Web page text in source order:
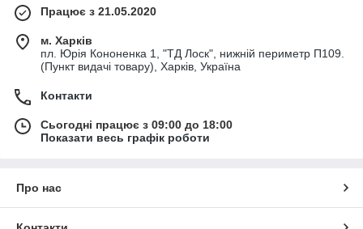
Працює з 21.05.2020
м. Харків
пл. Юрія Кононенка 1, "ТД Лоск", нижній периметр П109.
(Пункт видачі товару), Харків, Україна
Контакти
Сьогодні працює з 09:00 до 18:00
Показати весь графік роботи
Про нас